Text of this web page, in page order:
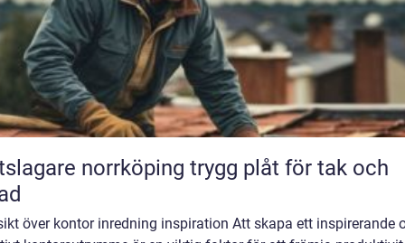
norrköping trygg plåt för tak och
över kontor inredning inspiration Att skapa ett inspirerande